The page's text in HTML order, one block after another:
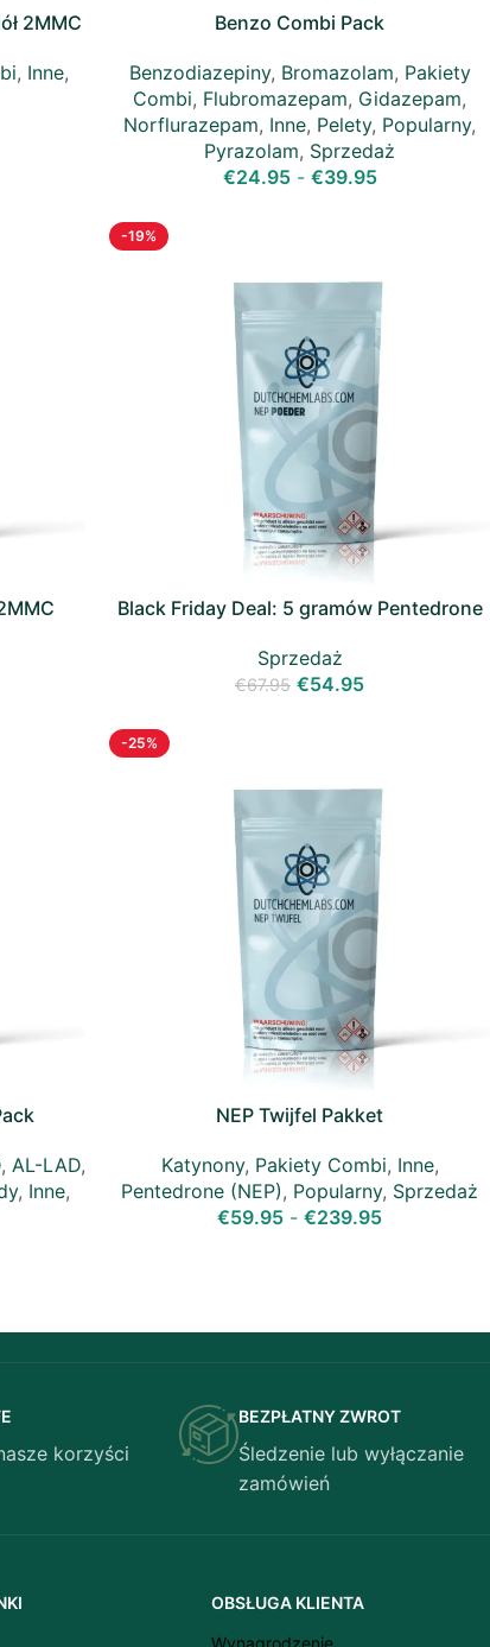
2MMC
, Inne,
Benzo Combi Pack
Benzodiazepiny, Bromazolam, Pakiety
Combi, Flubromazepam, Gidazepam,
Norflurazepam, Inne, Pelety, Popularny,
Pyrazolam, Sprzedaż
€24.95 - €39.95
-19%
Black Friday Deal: 5 gramów Pentedrone
Sprzedaż
€67.95 €54.95
, AL-LAD,
, Inne,
-25%
NEP Twijfel Pakket
Katynony, Pakiety Combi, Inne,
Pentedrone (NEP), Popularny, Sprzedaż
€59.95 - €239.95
korzyści
BEZPŁATNY ZWROT
Śledzenie lub wyłączanie
zamówień
OBSŁUGA KLIENTA
Eesti